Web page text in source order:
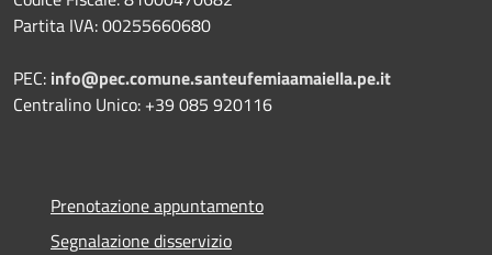
Partita IVA: 00255660680
PEC: info@pec.comune.santeufemiaamaiella.pe.it
Centralino Unico: +39 085 920116
Prenotazione appuntamento
Segnalazione disservizio